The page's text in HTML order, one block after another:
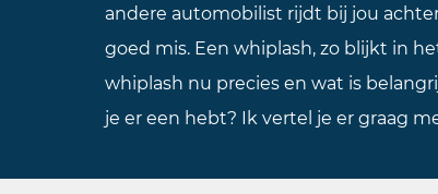
andere automobilist rijdt bij jou
goed mis. Een whiplash, zo blijkt in
whiplash nu precies en wat is
je er een hebt? Ik vertel je er graag